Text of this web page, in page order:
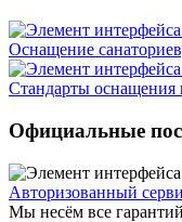
Оснащение
Стандарты оснащения
Официальные
Авторизованный
Мы несём все